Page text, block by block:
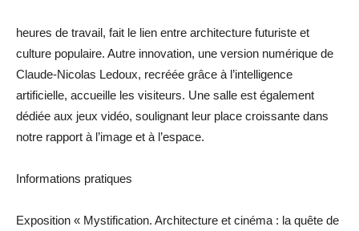
heures de travail, fait le lien entre architecture futuriste et
culture populaire. Autre innovation, une version numérique de
Claude-Nicolas Ledoux, recréée grâce à l’intelligence
artificielle, accueille les visiteurs. Une salle est également
dédiée aux jeux vidéo, soulignant leur place croissante dans
notre rapport à l’image et à l’espace.
Informations pratiques
Exposition « Mystification. Architecture et cinéma : la quête de